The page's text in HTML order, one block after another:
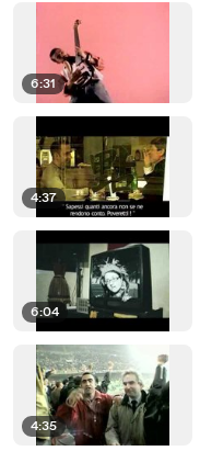
6:31
4:37
6:04
4:35